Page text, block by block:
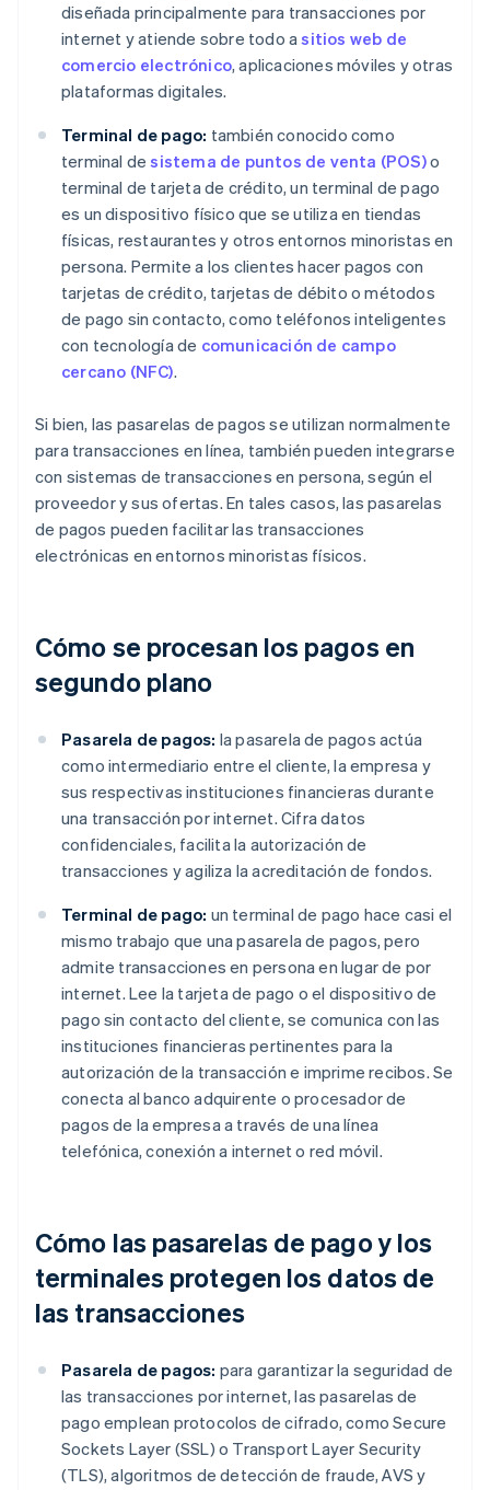
diseñada principalmente para transacciones por
internet y atiende sobre todo asitios web de
comercio electrónico, aplicaciones móviles y otras
plataformas digitales.
Terminal de pago: también conocido como
terminal desistema de puntos de venta (POS)o
terminal de tarjeta de crédito, un terminal de pago
es un dispositivo físico que se utiliza en tiendas
físicas, restaurantes y otros entornos minoristas en
persona. Permite a los clientes hacer pagos con
tarjetas de crédito, tarjetas de débito o métodos
de pago sin contacto, como teléfonos inteligentes
con tecnología de comunicación de campo
cercano (NFC).
Si bien, las pasarelas de pagos se utilizan normalmente
para transacciones en línea, también pueden integrarse
con sistemas de transacciones en persona, según el
proveedor y sus ofertas. En tales casos, las pasarelas
de pagos pueden facilitar las transacciones
electrónicas en entornos minoristas físicos.
Cómo se procesan los pagos en
segundo plano
Pasarela de pagos: la pasarela de pagos actúa
como intermediario entre el cliente, la empresa y
sus respectivas instituciones financieras durante
una transacción por internet. Cifra datos
confidenciales, facilita la autorización de
transacciones y agiliza la acreditación de fondos.
Terminal de pago: un terminal de pago hace casi el
mismo trabajo que una pasarela de pagos, pero
admite transacciones en persona en lugar de por
internet. Lee la tarjeta de pago o el dispositivo de
pago sin contacto del cliente, se comunica con las
instituciones financieras pertinentes para la
autorización de la transacción e imprime recibos. Se
conecta al banco adquirente o procesador de
pagos de la empresa a través de una línea
telefónica, conexión a internet o red móvil.
Cómo las pasarelas de pago y los
terminales protegen los datos de
las transacciones
Pasarela de pagos: para garantizar la seguridad de
las transacciones por internet, las pasarelas de
pago emplean protocolos de cifrado, como Secure
Sockets Layer (SSL) o Transport Layer Security
(TLS), algoritmos de detección de fraude, AVS y